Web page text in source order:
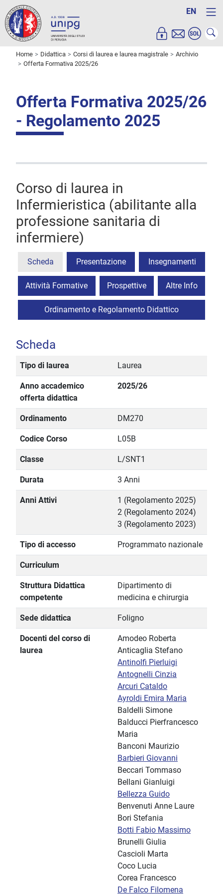
EN
Home Didattica Corsi di laurea e laurea magistrale
Archivio
Offerta Formativa 2025/26
Offerta Formativa 2025/26
- Regolamento 2025
Corso di laurea in
Infermieristica (abilitante alla
professione sanitaria di
infermiere)
Scheda Presentazione Insegnamenti
Attività Formative Prospettive Altre Info
Ordinamento e Regolamento Didattico
Scheda
Tipo di laurea Laurea
Anno accademico
offerta didattica
2025/26
Ordinamento DM270
Codice Corso L05B
Classe L/SNT1
Durata 3 Anni
Anni Attivi
1 (Regolamento 2025)
2 (Regolamento 2024)
3 (Regolamento 2023)
Tipo di accesso Programmato nazionale
Curriculum
Struttura Didattica
competente
Dipartimento di
medicina e chirurgia
Sede didattica Foligno
Docenti del corso di
laurea
Amodeo Roberta
Anticaglia Stefano
Antinolfi Pierluigi
Antognelli Cinzia
Arcuri Cataldo
Ayroldi Emira Maria
Baldelli Simone
Balducci Pierfrancesco
Maria
Banconi Maurizio
Barbieri Giovanni
Beccari Tommaso
Bellani Gianluigi
Bellezza Guido
Benvenuti Anne Laure
Bori Stefania
Botti Fabio Massimo
Brunelli Giulia
Cascioli Marta
Coco Lucia
Corea Francesco
De Falco Filomena